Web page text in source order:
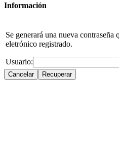
Información
Se generará una nueva contraseña
eletrónico registrado.
Usuario: